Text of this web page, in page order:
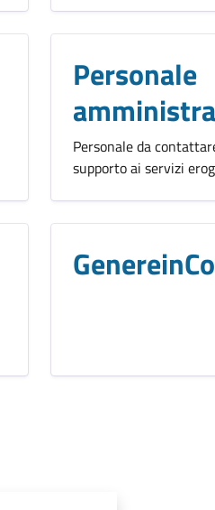
Personale
Personale da
supporto ai servizi